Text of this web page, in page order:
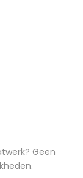
Geen